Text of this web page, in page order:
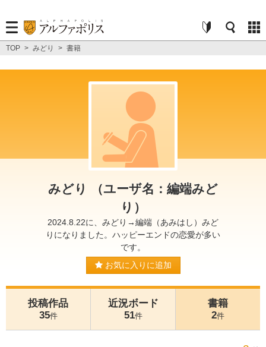
TOP > みどり > 書籍
みどり （ユーザ名：編端みど
り）
2024.8.22に、みどり→編端（あみはし）みど
りになりました。ハッピーエンドの恋愛が多い
です。
お気に入りに追加
投稿作品
35件
近況ボード
51件
書籍
2件